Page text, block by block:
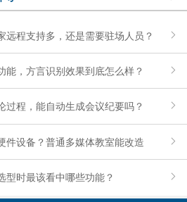
远程支持多，还是需要驻场人员？
能，方言识别效果到底怎么样？
过程，能自动生成会议纪要吗？
件设备？普通多媒体教室能改造
型时最该看中哪些功能？